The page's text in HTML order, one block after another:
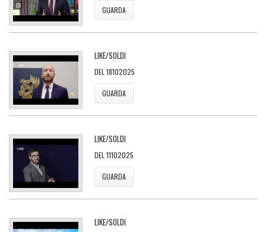
GUARDA
LIKE/SOLDI
DEL 18102025
GUARDA
LIKE/SOLDI
DEL 11102025
GUARDA
LIKE/SOLDI